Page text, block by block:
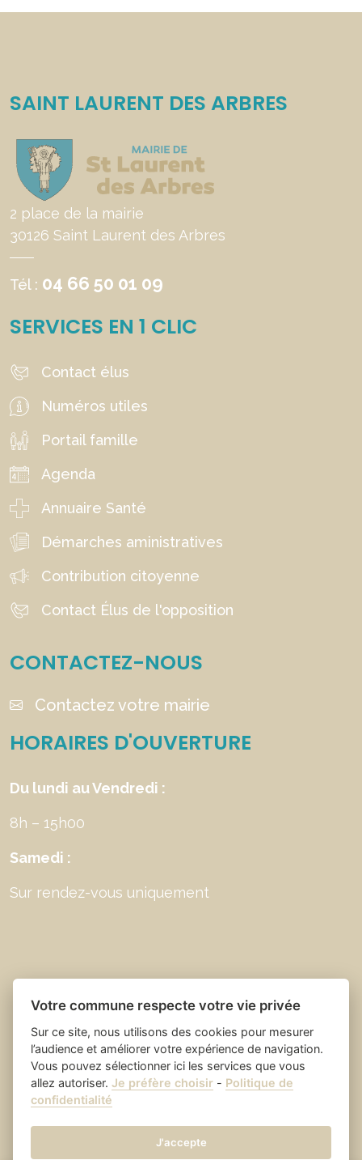
SAINT LAURENT DES ARBRES
2 place de la mairie
30126 Saint Laurent des Arbres
Tél : 04 66 50 01 09
SERVICES EN 1 CLIC
Contact élus
Numéros utiles
Portail famille
Agenda
Annuaire Santé
Démarches aministratives
Contribution citoyenne
Contact Élus de l'opposition
CONTACTEZ-NOUS
Contactez votre mairie
HORAIRES D'OUVERTURE
Du lundi au Vendredi :
8h – 15h00
Samedi :
Sur rendez-vous uniquement
Place du village la solution web
et appli des collectivités
- Saint Laurent
Mentions légales-- Gestion des cookies
Votre commune respecte votre vie privée
Sur ce site, nous utilisons des cookies pour mesurer
l’audience et améliorer votre expérience de navigation.
Vous pouvez sélectionner ici les services que vous
allez autoriser.Je préfère choisir - Politique de
confidentialité
J'accepte